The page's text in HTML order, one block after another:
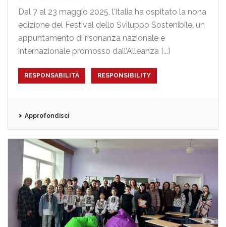
Dal 7 al 23 maggio 2025, l’Italia ha ospitato la nona
edizione del Festival dello Sviluppo Sostenibile, un
appuntamento di risonanza nazionale e
internazionale promosso dall’Alleanza [...]
RESPONSABILITÀ RESPONSIBILITY
Approfondisci